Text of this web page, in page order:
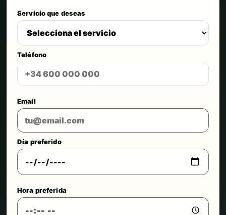
Servicio que deseas
Teléfono
Email
Día preferido
Hora preferida